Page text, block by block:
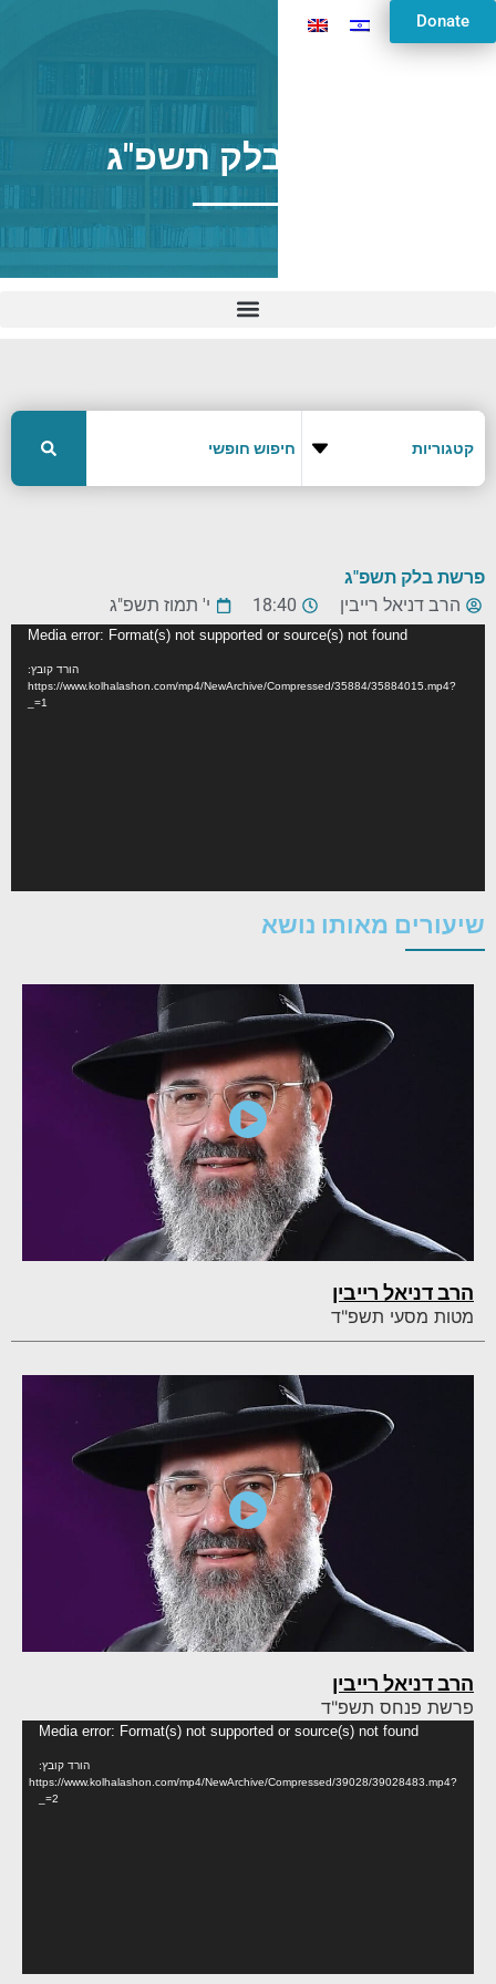
Donate
פרשת בלק תשפ"ג
פרשת בלק תשפ"ג
הרב דניאל רייבין
18:40
י' תמוז תשפ"ג
Media error: Format(s) not supported or source(s) not found
הורד קובץ:
https://www.kolhalashon.com/mp4/NewArchive/Compressed/35884/35884015.mp4?
_=1
שיעורים מאותו נושא
הרב דניאל רייבין
מטות מסעי תשפ"ד
הרב דניאל רייבין
פרשת פנחס תשפ"ד
Media error: Format(s) not supported or source(s) not found
הורד קובץ:
https://www.kolhalashon.com/mp4/NewArchive/Compressed/39028/39028483.mp4?
_=2